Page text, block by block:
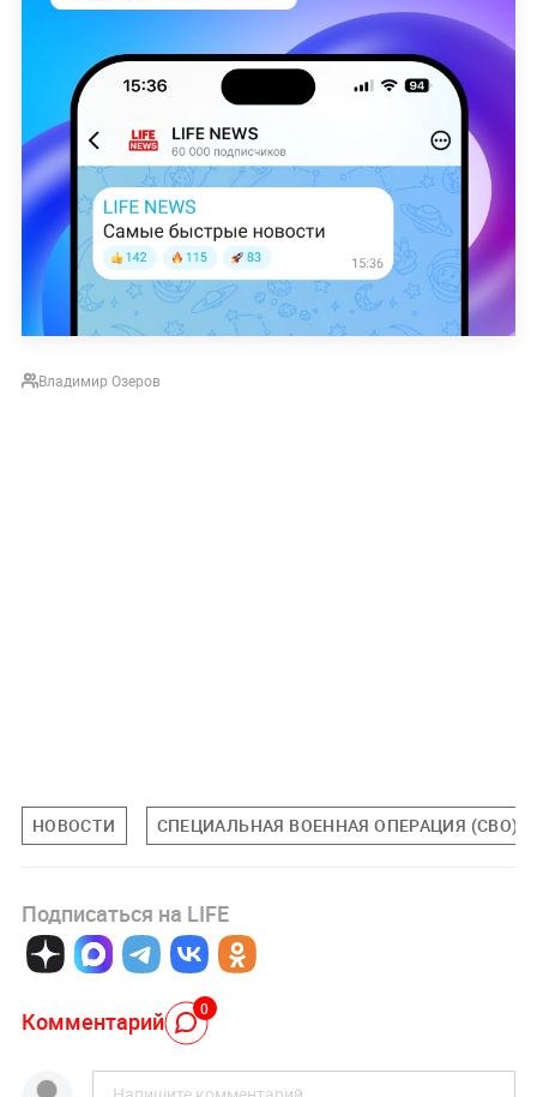
Владимир Озеров
НОВОСТИ СПЕЦИАЛЬНАЯ ВОЕННАЯ ОПЕРАЦИЯ (СВО)
Подписаться на LIFE
Комментарий 0